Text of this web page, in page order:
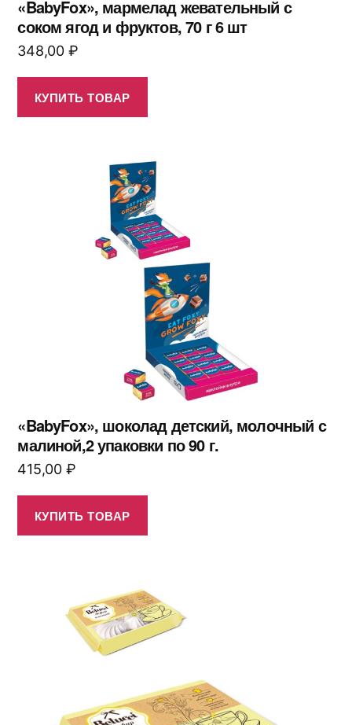
«BabyFox», мармелад жевательный с
соком ягод и фруктов, 70 г 6 шт
348,00 ₽
КУПИТЬ ТОВАР
«BabyFox», шоколад детский, молочный с
малиной,2 упаковки по 90 г.
415,00 ₽
КУПИТЬ ТОВАР